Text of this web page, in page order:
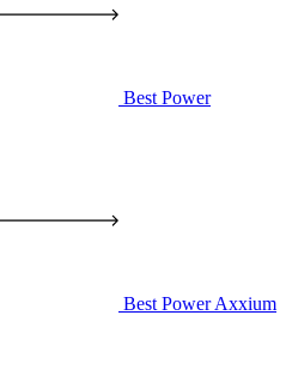
Best Power
Best Power Axxium